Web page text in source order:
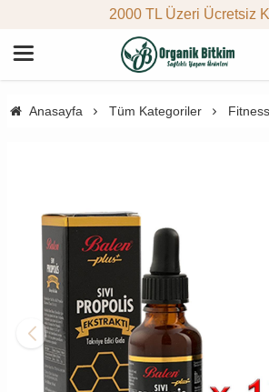
2000 TL Üzeri Ücretsiz
Anasayfa Tüm Kategoriler